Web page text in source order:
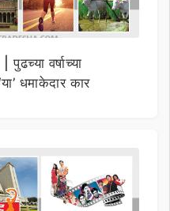
वर्षाच्या
धमाकेदार कार